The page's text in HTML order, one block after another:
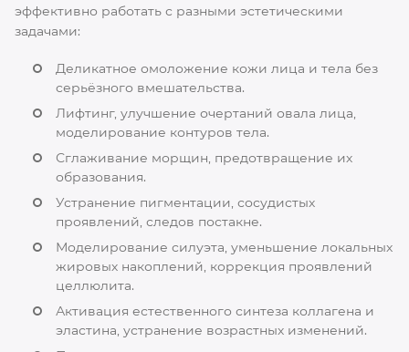
эффективно работать с разными эстетическими
задачами:
Деликатное омоложение кожи лица и тела без
серьёзного вмешательства.
Лифтинг, улучшение очертаний овала лица,
моделирование контуров тела.
Сглаживание морщин, предотвращение их
образования.
Устранение пигментации, сосудистых
проявлений, следов постакне.
Моделирование силуэта, уменьшение локальных
жировых накоплений, коррекция проявлений
целлюлита.
Активация естественного синтеза коллагена и
эластина, устранение возрастных изменений.